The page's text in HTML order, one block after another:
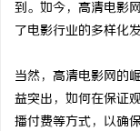
到。如今，高清电影
了电影行业的多样化发
当然，高清电影网的
益突出，如何在保证
播付费等方式，以确